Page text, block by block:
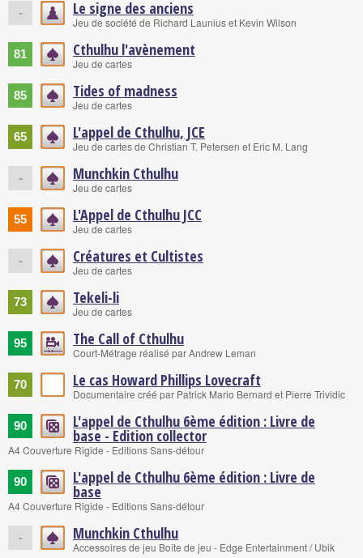
- Le signe des anciens
Jeu de société de Richard Launius et Kevin Wilson
81 Cthulhu l'avènement
Jeu de cartes
85 Tides of madness
Jeu de cartes
65 L'appel de Cthulhu, JCE
Jeu de cartes de Christian T. Petersen et Eric M. Lang
- Munchkin Cthulhu
Jeu de cartes
55 L'Appel de Cthulhu JCC
Jeu de cartes
- Créatures et Cultistes
Jeu de cartes
73 Tekeli-li
Jeu de cartes
95 The Call of Cthulhu
Court-Métrage réalisé par Andrew Leman
70 Le cas Howard Phillips Lovecraft
Documentaire créé par Patrick Mario Bernard et Pierre Trividic
90 L'appel de Cthulhu 6ème édition : Livre de
base - Edition collector
A4 Couverture Rigide - Editions Sans-détour
90 L'appel de Cthulhu 6ème édition : Livre de
base
A4 Couverture Rigide - Editions Sans-détour
- Munchkin Cthulhu
Accessoires de jeu Boîte de jeu - Edge Entertainment / Ubik